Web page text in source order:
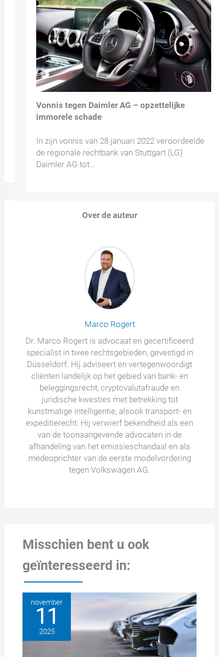
Vonnis tegen Daimler AG – opzettelijke
immorele schade
In zijn vonnis van 28 januari 2022 veroordeelde
de regionale rechtbank van Stuttgart (LG)
Daimler AG tot…
Over de auteur
Marco Rogert
Dr. Marco Rogert is advocaat en gecertificeerd
specialist in twee rechtsgebieden, gevestigd in
Düsseldorf. Hij adviseert en vertegenwoordigt
cliënten landelijk op het gebied van bank- en
beleggingsrecht, cryptovalutafraude en
juridische kwesties met betrekking tot
kunstmatige intelligentie, alsook transport- en
expeditierecht. Hij verwierf bekendheid als een
van de toonaangevende advocaten in de
afhandeling van het emissieschandaal en als
medeoprichter van de eerste modelvordering
tegen Volkswagen AG.
Misschien bent u ook
geïnteresseerd in:
november
11
2025